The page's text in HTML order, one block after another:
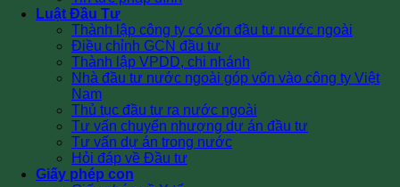
Luật Đầu Tư
Thành lập công ty có vốn đầu tư nước ngoài
Điều chỉnh GCN đầu tư
Thành lập VPDD, chi nhánh
Nhà đầu tư nước ngoài góp vốn vào công ty Việt
Nam
Thủ tục đầu tư ra nước ngoài
Tư vấn chuyển nhượng dự án đầu tư
Tư vấn dự án trong nước
Hỏi đáp về Đầu tư
Giấy phép con